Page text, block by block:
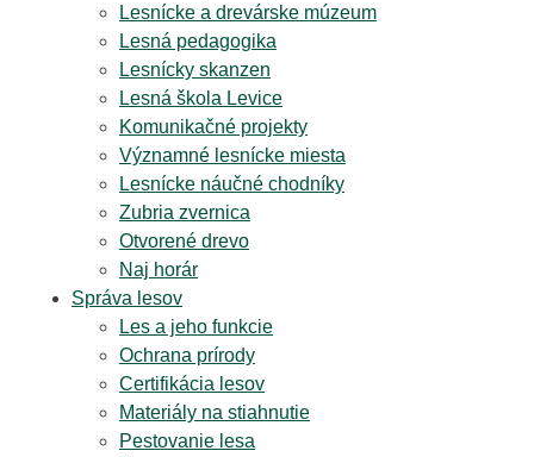
Lesnícke a drevárske múzeum
Lesná pedagogika
Lesnícky skanzen
Lesná škola Levice
Komunikačné projekty
Významné lesnícke miesta
Lesnícke náučné chodníky
Zubria zvernica
Otvorené drevo
Naj horár
Správa lesov
Les a jeho funkcie
Ochrana prírody
Certifikácia lesov
Materiály na stiahnutie
Pestovanie lesa